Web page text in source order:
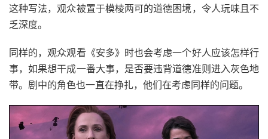
这种写法，观众被置于模棱两可的道德困境，令人玩味且不
乏深度。
同样的，观众观看《安多》时也会考虑一个好人应该怎样行
事，如果想干成一番大事，是否要违背道德准则进入灰色地
带。剧中的角色也一直在挣扎，他们在考虑同样的问题。